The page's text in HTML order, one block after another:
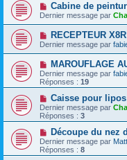
Cabine de
Dernier message par
RECEPTEUR
Dernier message par
MAROUFLAGE
Dernier message par
Réponses : 19
Caisse pour lipos
Dernier message par
Réponses : 3
Découpe du nez
Dernier message par Matt
Réponses : 8